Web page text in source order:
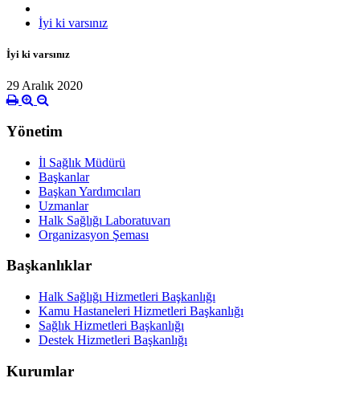
İyi ki varsınız
İyi ki varsınız
29 Aralık 2020
Yönetim
İl Sağlık Müdürü
Başkanlar
Başkan Yardımcıları
Uzmanlar
Halk Sağlığı Laboratuvarı
Organizasyon Şeması
Başkanlıklar
Halk Sağlığı Hizmetleri Başkanlığı
Kamu Hastaneleri Hizmetleri Başkanlığı
Sağlık Hizmetleri Başkanlığı
Destek Hizmetleri Başkanlığı
Kurumlar